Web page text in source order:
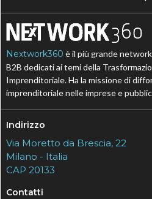
Nextwork360 è il più grande
B2B dedicati ai temi della
Imprenditoriale. Ha la missione di
imprenditoriale nelle imprese e
Indirizzo
Via Moretto da Brescia, 22
Milano - Italia
CAP 20133
Contatti